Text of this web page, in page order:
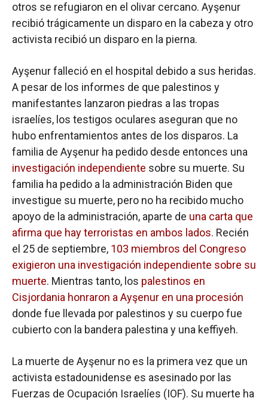
otros se refugiaron en el olivar cercano. Ayşenur
recibió trágicamente un disparo en la cabeza y otro
activista recibió un disparo en la pierna.
Ayşenur falleció en el hospital debido a sus heridas.
A pesar de los informes de que palestinos y
manifestantes lanzaron piedras a las tropas
israelíes, los testigos oculares aseguran que no
hubo enfrentamientos antes de los disparos. La
familia de Ayşenur ha pedido desde entonces una
investigación independiente sobre su muerte. Su
familia ha pedido a la administración Biden que
investigue su muerte, pero no ha recibido mucho
apoyo de la administración, aparte de una carta que
afirma que hay terroristas en ambos lados. Recién
el 25 de septiembre, 103 miembros del Congreso
exigieron una investigación independiente sobre su
muerte. Mientras tanto, los palestinos en
Cisjordania honraron a Ayşenur en una procesión
donde fue llevada por palestinos y su cuerpo fue
cubierto con la bandera palestina y una keffiyeh.
La muerte de Ayşenur no es la primera vez que un
activista estadounidense es asesinado por las
Fuerzas de Ocupación Israelíes (IOF). Su muerte ha